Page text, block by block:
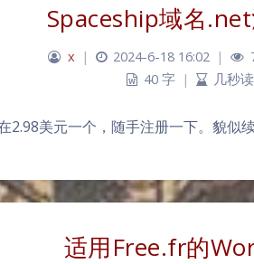
Spaceship域名
x | 2024-6-18 16:02 |
40 字 | 几秒
美元一个，随手注册一下。貌似
适用Free.fr的